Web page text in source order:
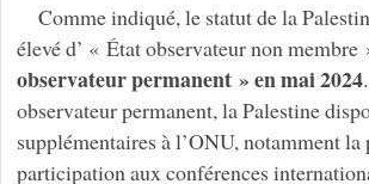
Comme indiqué, le statut de la
élevé d’ « État observateur non membre
observateur permanent » en mai 2024
observateur permanent, la Palestine
supplémentaires à l’ONU, notamment la
participation aux conférences